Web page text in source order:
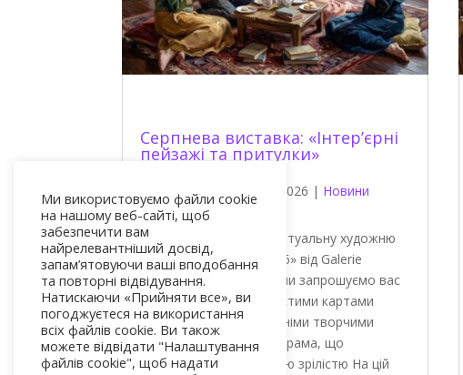
Серпнева виставка: «Інтер’єрні
пейзажі та притулки»
Philippe Morin Aug 2, 2026 | Новини
артиста
Ласкаво просимо на віртуальну художню
виставку «Серпень 2026» від Galerie
Koronin. Цього місяця ми запрошуємо вас
ознайомитися з особистими картами
наших художників та їхніми творчими
просторами. Літня програма, що
вирізняється художньою зрілістю На цій
Ми використовуємо файли cookie
на нашому веб-сайті, щоб
забезпечити вам
найрелевантніший досвід,
запам’ятовуючи ваші вподобання
та повторні відвідування.
Натискаючи «Прийняти все», ви
погоджуєтеся на використання
всіх файлів cookie. Ви також
можете відвідати "Налаштування
файлів cookie", щоб надати